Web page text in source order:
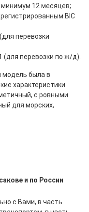
минимум 12 месяцев;
BIC
перевозки
(для перевозки по ж/д).
модель была в
характеристики
с ровными
для морских,
и по России
с Вами, в часть